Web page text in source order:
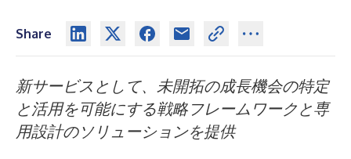
Share
新サービスとして、未開拓の成長機会の特定
と活用を可能にする戦略フレームワークと専
用設計のソリューションを提供